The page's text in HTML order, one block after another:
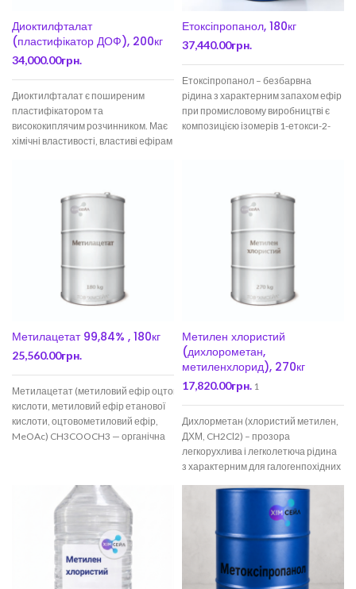
Диоктилфталат
(пластифікатор ДОФ), 200кг
34,000.00грн.
Диоктилфталат є поширеним
пластифікатором та
висококиплячим розчинником. Має
хімічні властивості, властиві ефірам
Етоксіпропанол, 180кг
37,440.00грн.
Етоксіпропанол – безбарвна
рідина з характерним запахом ефір
при промисловому виробництві є
композицією ізомерів 1-етокси-2-
Метилацетат 99,84% , 180кг
25,560.00грн.
Метилацетат (метиловий ефір оцтової
кислоти, метиловий ефір етанової
кислоти, оцтовометиловий ефір,
MeOAc) CH3COOCH3 — органічна
Метилен хлористий
(дихлорометан,
метиленхлорид), 270кг
17,820.00грн. 1
Дихлорметан (хлористий метилен,
ДХМ, CH2Cl2) – прозора
легкорухлива і легколетюча рідина
з характерним для галогенпохідних
безпечний серед